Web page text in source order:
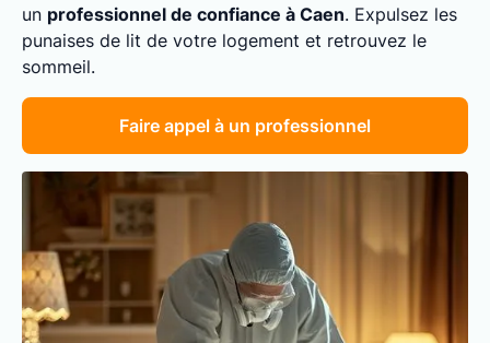
un professionnel de confiance à Caen. Expulsez les
punaises de lit de votre logement et retrouvez le
sommeil.
Faire appel à un professionnel